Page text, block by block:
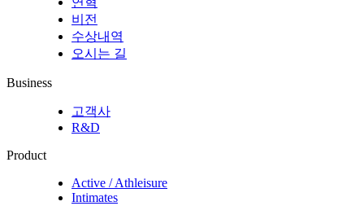
비전
수상내역
오시는 길
Business
고객사
R&D
Product
Active / Athleisure
Intimates